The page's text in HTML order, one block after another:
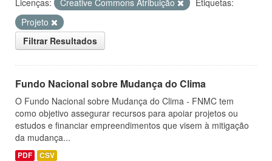
Licenças: Creative Commons Atribuição
Etiquetas:
Projeto
Filtrar Resultados
Fundo Nacional sobre Mudança do Clima
O Fundo Nacional sobre Mudança do Clima - FNMC tem
como objetivo assegurar recursos para apoiar projetos ou
estudos e financiar empreendimentos que visem à mitigação
da mudança...
PDF CSV